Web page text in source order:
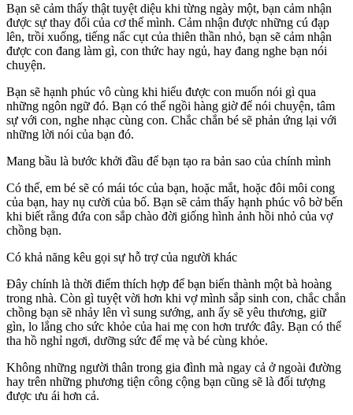
Bạn sẽ cảm thấy thật tuyệt diệu khi từng ngày một, bạn cảm nhận
được sự thay đổi của cơ thể mình. Cảm nhận được những cú đạp
lên, trồi xuống, tiếng nấc cụt của thiên thần nhỏ, bạn sẽ cảm nhận
được con đang làm gì, con thức hay ngủ, hay đang nghe bạn nói
chuyện.
Bạn sẽ hạnh phúc vô cùng khi hiểu được con muốn nói gì qua
những ngôn ngữ đó. Bạn có thể ngồi hàng giờ để nói chuyện, tâm
sự với con, nghe nhạc cùng con. Chắc chắn bé sẽ phản ứng lại với
những lời nói của bạn đó.
Mang bầu là bước khởi đầu để bạn tạo ra bản sao của chính mình
Có thể, em bé sẽ có mái tóc của bạn, hoặc mắt, hoặc đôi môi cong
của bạn, hay nụ cười của bố. Bạn sẽ cảm thấy hạnh phúc vô bờ bến
khi biết rằng đứa con sắp chào đời giống hình ảnh hồi nhỏ của vợ
chồng bạn.
Có khả năng kêu gọi sự hỗ trợ của người khác
Đây chính là thời điểm thích hợp để bạn biến thành một bà hoàng
trong nhà. Còn gì tuyệt vời hơn khi vợ mình sắp sinh con, chắc chắn
chồng bạn sẽ nhảy lên vì sung sướng, anh ấy sẽ yêu thương, giữ
gìn, lo lắng cho sức khỏe của hai mẹ con hơn trước đây. Bạn có thể
tha hồ nghỉ ngơi, dưỡng sức để mẹ và bé cùng khỏe.
Không những người thân trong gia đình mà ngay cả ở ngoài đường
hay trên những phương tiện công cộng bạn cũng sẽ là đối tượng
được ưu ái hơn cả.